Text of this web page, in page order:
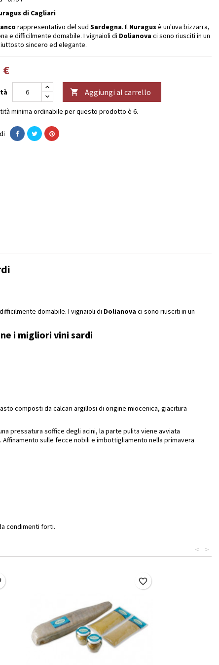
di Cagliari
rappresentativo del sud Sardegna. Il Nuragus è un'uva bizzarra,
e difficilmente domabile. I vignaioli di Dolianova ci sono riusciti in un
sincero ed elegante.
€
 Aggiungi al carrello
minima ordinabile per questo prodotto è 6.
domabile. I vignaioli di Dolianova ci sono riusciti in un
i migliori vini sardi
composti da calcari argillosi di origine miocenica, giacitura
pressatura soffice degli acini, la parte pulita viene avviata
sulle fecce nobili e imbottigliamento nella primavera
condimenti forti.
>
<
favorite_border